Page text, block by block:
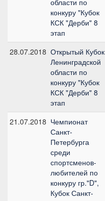
области по
конкуру "Кубок
КСК "Дерби" 8
этап
28.07.2018 Открытый Кубок
Ленинградской
области по
конкуру "Кубок
КСК "Дерби" 8
этап
21.07.2018 Чемпионат
Санкт-
Петербурга
среди
спортсменов-
любителей по
конкуру гр."D",
Кубок Санкт-